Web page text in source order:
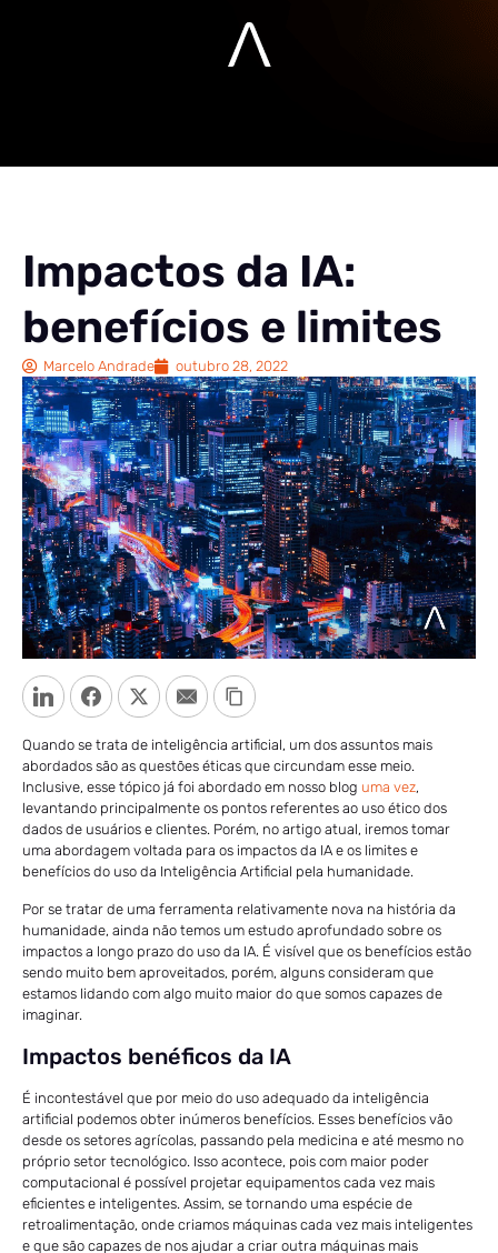
Impactos da IA:
benefícios e limites
Marcelo Andrade outubro 28, 2022
LinkedInFacebookTwitterEmail Copy Link
Quando se trata de inteligência artificial, um dos assuntos mais
abordados são as questões éticas que circundam esse meio.
Inclusive, esse tópico já foi abordado em nosso blog uma vez,
levantando principalmente os pontos referentes ao uso ético dos
dados de usuários e clientes. Porém, no artigo atual, iremos tomar
uma abordagem voltada para os impactos da IA e os limites e
benefícios do uso da Inteligência Artificial pela humanidade.
Por se tratar de uma ferramenta relativamente nova na história da
humanidade, ainda não temos um estudo aprofundado sobre os
impactos a longo prazo do uso da IA. É visível que os benefícios estão
sendo muito bem aproveitados, porém, alguns consideram que
estamos lidando com algo muito maior do que somos capazes de
imaginar.
Impactos benéficos da IA
É incontestável que por meio do uso adequado da inteligência
artificial podemos obter inúmeros benefícios. Esses benefícios vão
desde os setores agrícolas, passando pela medicina e até mesmo no
próprio setor tecnológico. Isso acontece, pois com maior poder
computacional é possível projetar equipamentos cada vez mais
eficientes e inteligentes. Assim, se tornando uma espécie de
retroalimentação, onde criamos máquinas cada vez mais inteligentes
e que são capazes de nos ajudar a criar outra máquinas mais